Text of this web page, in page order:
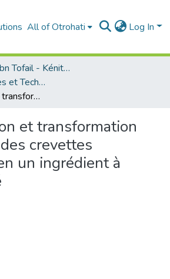
All of Otrohati Log In
Université Ibn Tofail - Kénitra
CEDoc en Sciences et Techniques et Sciences Médicales (CED - STSM)
Caractérisation et transformation des déchets des crevettes "carapaces" en un ingrédient à valeur ajouté
et transformation
crevettes
un ingrédient à